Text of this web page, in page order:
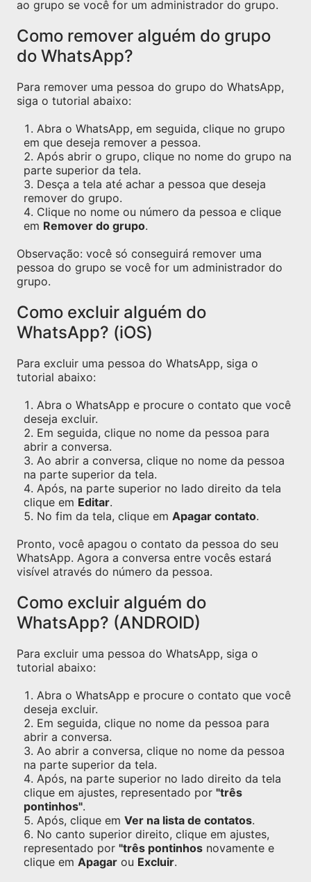
ao grupo se você for um administrador do grupo.
Como remover alguém do grupo
do WhatsApp?
Para remover uma pessoa do grupo do WhatsApp,
siga o tutorial abaixo:
Abra o WhatsApp, em seguida, clique no grupo
em que deseja remover a pessoa.
Após abrir o grupo, clique no nome do grupo na
parte superior da tela.
Desça a tela até achar a pessoa que deseja
remover do grupo.
Clique no nome ou número da pessoa e clique
em Remover do grupo.
Observação: você só conseguirá remover uma
pessoa do grupo se você for um administrador do
grupo.
Como excluir alguém do
WhatsApp? (iOS)
Para excluir uma pessoa do WhatsApp, siga o
tutorial abaixo:
Abra o WhatsApp e procure o contato que você
deseja excluir.
Em seguida, clique no nome da pessoa para
abrir a conversa.
Ao abrir a conversa, clique no nome da pessoa
na parte superior da tela.
Após, na parte superior no lado direito da tela
clique em Editar.
No fim da tela, clique em Apagar contato.
Pronto, você apagou o contato da pessoa do seu
WhatsApp. Agora a conversa entre vocês estará
visível através do número da pessoa.
Como excluir alguém do
WhatsApp? (ANDROID)
Para excluir uma pessoa do WhatsApp, siga o
tutorial abaixo:
Abra o WhatsApp e procure o contato que você
deseja excluir.
Em seguida, clique no nome da pessoa para
abrir a conversa.
Ao abrir a conversa, clique no nome da pessoa
na parte superior da tela.
Após, na parte superior no lado direito da tela
clique em ajustes, representado por "três
pontinhos".
Após, clique em Ver na lista de contatos.
No canto superior direito, clique em ajustes,
representado por "três pontinhos novamente e
clique em Apagar ou Excluir.